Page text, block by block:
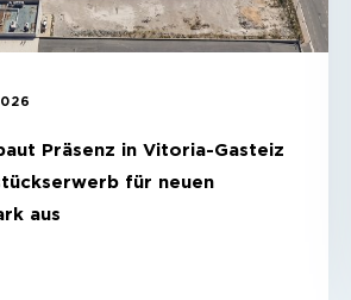
Präsenz in Vitoria-Gasteiz
für neuen
aus